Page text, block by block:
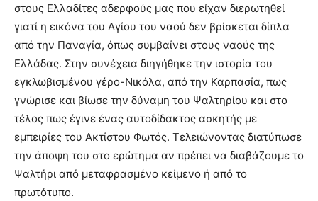
στους Ελλαδίτες αδερφούς μας που είχαν διερωτηθεί
γιατί η εικόνα του Αγίου του ναού δεν βρίσκεται δίπλα
από την Παναγία, όπως συμβαίνει στους ναούς της
Ελλάδας. Στην συνέχεια διηγήθηκε την ιστορία του
εγκλωβισμένου γέρο-Νικόλα, από την Καρπασία, πως
γνώρισε και βίωσε την δύναμη του Ψαλτηρίου και στο
τέλος πως έγινε ένας αυτοδίδακτος ασκητής με
εμπειρίες του Ακτίστου Φωτός. Τελειώνοντας διατύπωσε
την άποψη του στο ερώτημα αν πρέπει να διαβάζουμε το
Ψαλτήρι από μεταφρασμένο κείμενο ή από το
πρωτότυπο.